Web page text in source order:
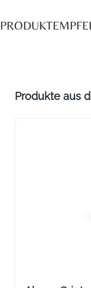
Produktgalerie
Produkte aus